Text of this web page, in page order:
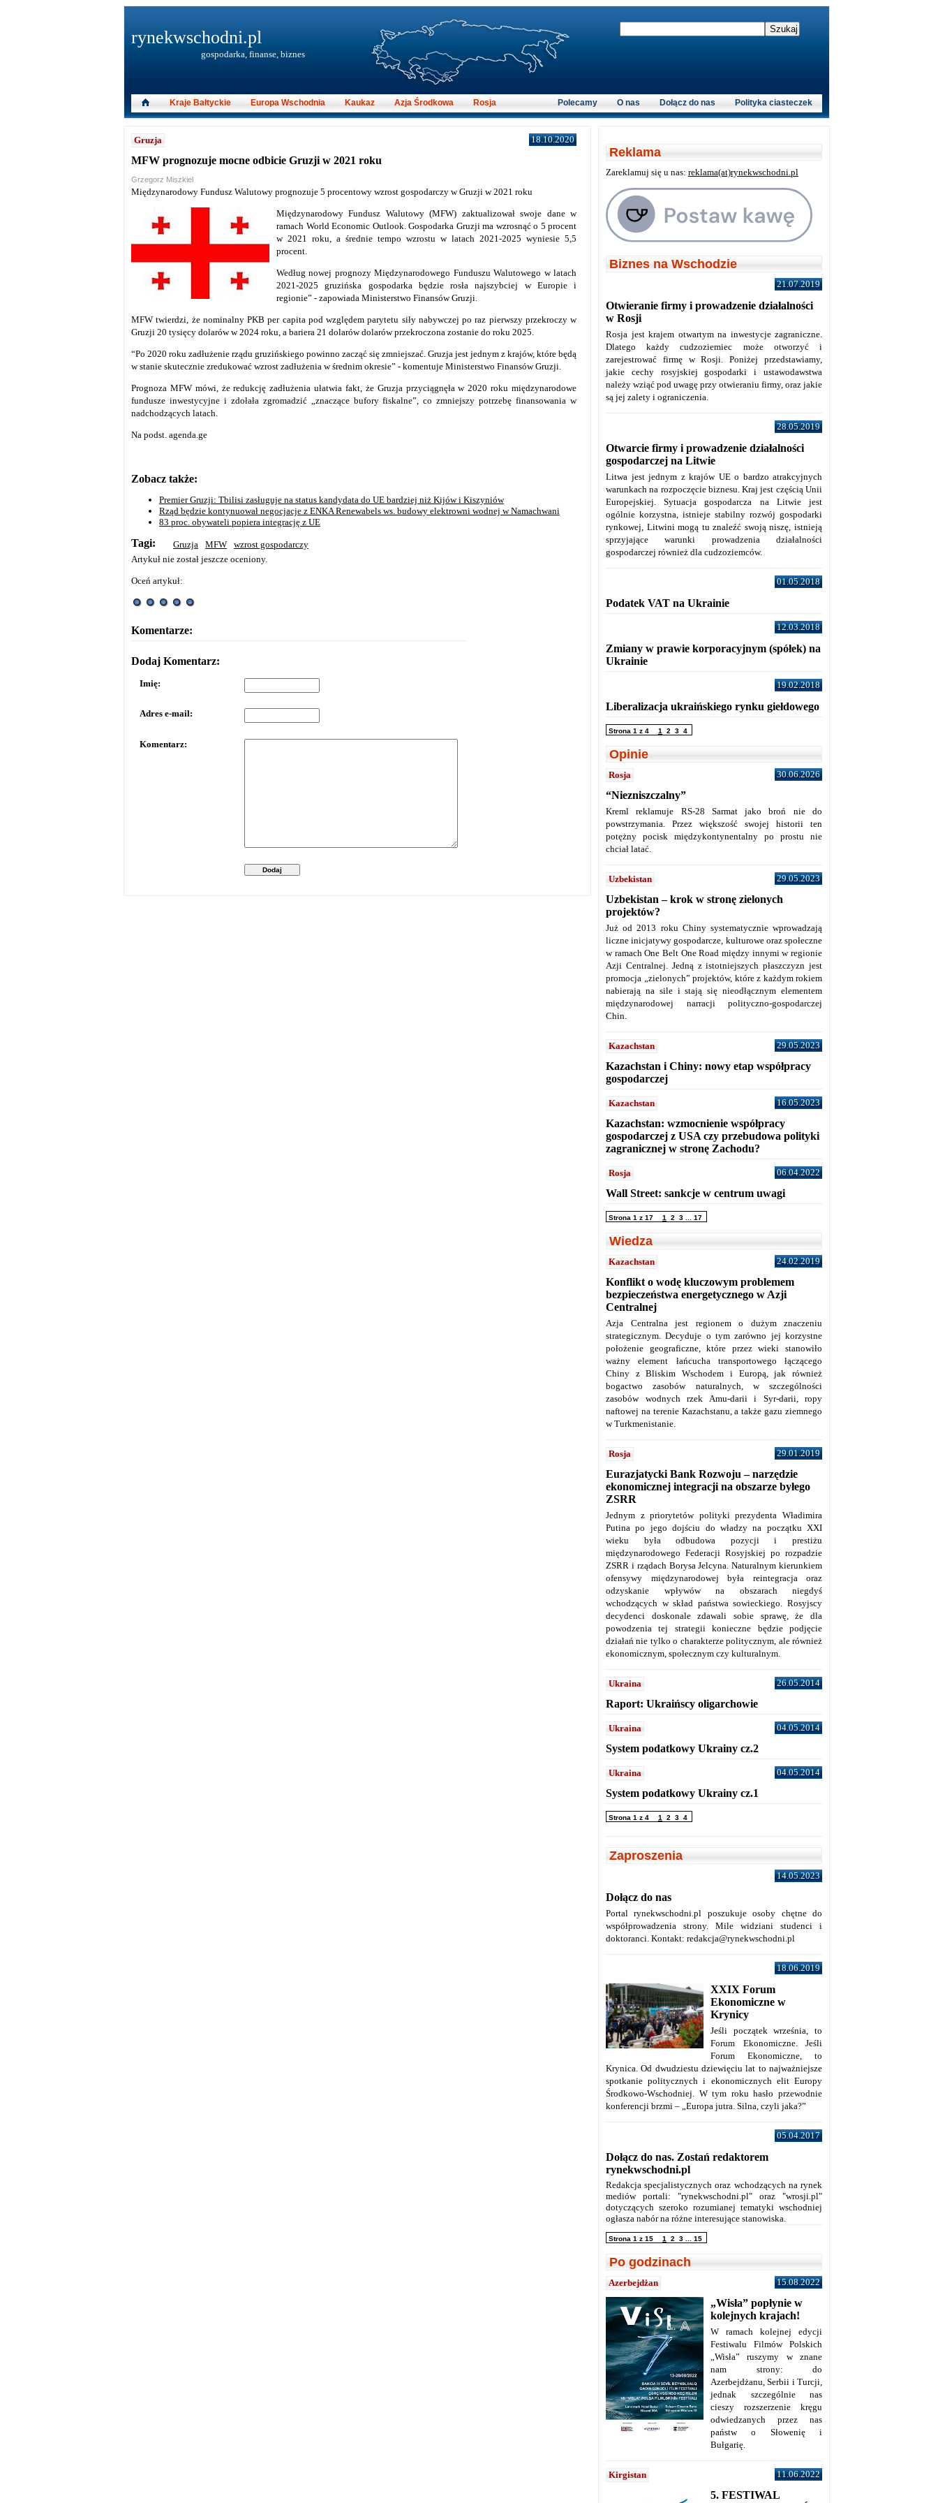
Gruzja 18.10.2020
MFW prognozuje mocne odbicie Gruzji w 2021 roku
Grzegorz Miszkiel
Międzynarodowy Fundusz Walutowy prognozuje 5 procentowy wzrost gospodarczy w Gruzji w 2021 roku
Międzynarodowy Fundusz Walutowy (MFW) zaktualizował swoje dane w
ramach World Economic Outlook. Gospodarka Gruzji ma wzrosnąć o 5 procent
w 2021 roku, a średnie tempo wzrostu w latach 2021-2025 wyniesie 5,5
procent.
Według nowej prognozy Międzynarodowego Funduszu Walutowego w latach
2021-2025 gruzińska gospodarka będzie rosła najszybciej w Europie i
regionie” - zapowiada Ministerstwo Finansów Gruzji.
MFW twierdzi, że nominalny PKB per capita pod względem parytetu siły nabywczej po raz pierwszy przekroczy w
Gruzji 20 tysięcy dolarów w 2024 roku, a bariera 21 dolarów dolarów przekroczona zostanie do roku 2025.
“Po 2020 roku zadłużenie rządu gruzińskiego powinno zacząć się zmniejszać. Gruzja jest jednym z krajów, które będą
w stanie skutecznie zredukować wzrost zadłużenia w średnim okresie” - komentuje Ministerstwo Finansów Gruzji.
Prognoza MFW mówi, że redukcję zadłużenia ułatwia fakt, że Gruzja przyciągnęła w 2020 roku międzynarodowe
fundusze inwestycyjne i zdołała zgromadzić „znaczące bufory fiskalne”, co zmniejszy potrzebę finansowania w
nadchodzących latach.
Na podst. agenda.ge
Zobacz także:
Premier Gruzji: Tbilisi zasługuje na status kandydata do UE bardziej niż Kijów i Kiszyniów
Rząd będzie kontynuował negocjacje z ENKA Renewabels ws. budowy elektrowni wodnej w Namachwani
83 proc. obywateli popiera integrację z UE
Tagi: Gruzja MFW
wzrost gospodarczy
Artykuł nie został jeszcze oceniony.
Oceń artykuł:
Komentarze:
Dodaj Komentarz:
Imię:
Adres e-mail:
Komentarz:
Dodaj
rynekwschodni.pl
gospodarka, finanse, biznes
Kraje Bałtyckie Europa Wschodnia Kaukaz Azja Środkowa Rosja Polityka ciasteczek
Dołącz do nas
O nas
Polecamy
Reklama
Zareklamuj się u nas: reklama(at)rynekwschodni.pl
Biznes na Wschodzie
21.07.2019
Otwieranie firmy i prowadzenie działalności
w Rosji
Rosja jest krajem otwartym na inwestycje zagraniczne.
Dlatego każdy cudzoziemiec może otworzyć i
zarejestrować firmę w Rosji. Poniżej przedstawiamy,
jakie cechy rosyjskiej gospodarki i ustawodawstwa
należy wziąć pod uwagę przy otwieraniu firmy, oraz jakie
są jej zalety i ograniczenia.
28.05.2019
Otwarcie firmy i prowadzenie działalności
gospodarczej na Litwie
Litwa jest jednym z krajów UE o bardzo atrakcyjnych
warunkach na rozpoczęcie biznesu. Kraj jest częścią Unii
Europejskiej. Sytuacja gospodarcza na Litwie jest
ogólnie korzystna, istnieje stabilny rozwój gospodarki
rynkowej, Litwini mogą tu znaleźć swoją niszę, istnieją
sprzyjające warunki prowadzenia działalności
gospodarczej również dla cudzoziemców.
01.05.2018
Podatek VAT na Ukrainie
12.03.2018
Zmiany w prawie korporacyjnym (spółek) na
Ukrainie
19.02.2018
Liberalizacja ukraińskiego rynku giełdowego
Strona 1 z 4 1 2 3 4
Opinie
Rosja 30.06.2026
“Niezniszczalny”
Kreml reklamuje RS-28 Sarmat jako broń nie do
powstrzymania. Przez większość swojej historii ten
potężny pocisk międzykontynentalny po prostu nie
chciał latać.
Uzbekistan 29.05.2023
Uzbekistan – krok w stronę zielonych
projektów?
Już od 2013 roku Chiny systematycznie wprowadzają
liczne inicjatywy gospodarcze, kulturowe oraz społeczne
w ramach One Belt One Road między innymi w regionie
Azji Centralnej. Jedną z istotniejszych płaszczyzn jest
promocja „zielonych” projektów, które z każdym rokiem
nabierają na sile i stają się nieodłącznym elementem
międzynarodowej narracji polityczno-gospodarczej
Chin.
Kazachstan 29.05.2023
Kazachstan i Chiny: nowy etap współpracy
gospodarczej
Kazachstan 16.05.2023
Kazachstan: wzmocnienie współpracy
gospodarczej z USA czy przebudowa polityki
zagranicznej w stronę Zachodu?
Rosja 06.04.2022
Wall Street: sankcje w centrum uwagi
Strona 1 z 17 1 2 3 17
Wiedza
Kazachstan 24.02.2019
Konflikt o wodę kluczowym problemem
bezpieczeństwa energetycznego w Azji
Centralnej
Azja Centralna jest regionem o dużym znaczeniu
strategicznym. Decyduje o tym zarówno jej korzystne
położenie geograficzne, które przez wieki stanowiło
ważny element łańcucha transportowego łączącego
Chiny z Bliskim Wschodem i Europą, jak również
bogactwo zasobów naturalnych, w szczególności
zasobów wodnych rzek Amu-darii i Syr-darii, ropy
naftowej na terenie Kazachstanu, a także gazu ziemnego
w Turkmenistanie.
Rosja 29.01.2019
Eurazjatycki Bank Rozwoju – narzędzie
ekonomicznej integracji na obszarze byłego
ZSRR
Jednym z priorytetów polityki prezydenta Władimira
Putina po jego dojściu do władzy na początku XXI
wieku była odbudowa pozycji i prestiżu
międzynarodowego Federacji Rosyjskiej po rozpadzie
ZSRR i rządach Borysa Jelcyna. Naturalnym kierunkiem
ofensywy międzynarodowej była reintegracja oraz
odzyskanie wpływów na obszarach niegdyś
wchodzących w skład państwa sowieckiego. Rosyjscy
decydenci doskonale zdawali sobie sprawę, że dla
powodzenia tej strategii konieczne będzie podjęcie
działań nie tylko o charakterze politycznym, ale również
ekonomicznym, społecznym czy kulturalnym.
Ukraina 26.05.2014
Raport: Ukraińscy oligarchowie
Ukraina 04.05.2014
System podatkowy Ukrainy cz.2
Ukraina 04.05.2014
System podatkowy Ukrainy cz.1
Strona 1 z 4 1 2 3 4
Zaproszenia
14.05.2023
Dołącz do nas
Portal rynekwschodni.pl poszukuje osoby chętne do
współprowadzenia strony. Mile widziani studenci i
doktoranci. Kontakt: redakcja@rynekwschodni.pl
18.06.2019
XXIX Forum
Ekonomiczne w
Krynicy
Jeśli początek września, to
Forum Ekonomiczne. Jeśli
Forum Ekonomiczne, to
Krynica. Od dwudziestu dziewięciu lat to najważniejsze
spotkanie politycznych i ekonomicznych elit Europy
Środkowo-Wschodniej. W tym roku hasło przewodnie
konferencji brzmi – „Europa jutra. Silna, czyli jaka?”
05.04.2017
Dołącz do nas. Zostań redaktorem
rynekwschodni.pl
Redakcja specjalistycznych oraz wchodzących na rynek
mediów portali: "rynekwschodni.pl" oraz "wrosji.pl"
dotyczących szeroko rozumianej tematyki wschodniej
ogłasza nabór na różne interesujące stanowiska.
Strona 1 z 15 1 2 3 15
Po godzinach
Azerbejdżan 15.08.2022
„Wisła” popłynie w
kolejnych krajach!
W ramach kolejnej edycji
Festiwalu Filmów Polskich
„Wisła” ruszymy w znane
nam strony: do
Azerbejdżanu, Serbii i Turcji,
jednak szczególnie nas
cieszy rozszerzenie kręgu
odwiedzanych przez nas
państw o Słowenię i
Bułgarię.
Kirgistan 11.06.2022
5. FESTIWAL